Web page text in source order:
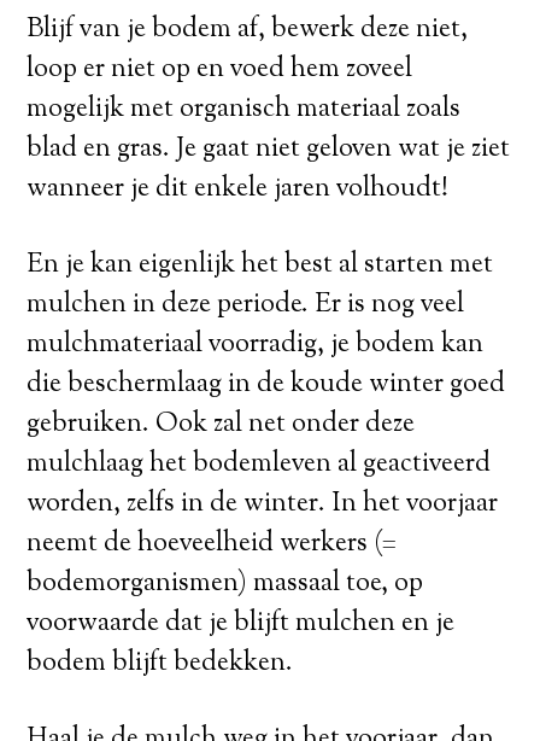
Blijf van je bodem af, bewerk deze niet,
loop er niet op en voed hem zoveel
mogelijk met organisch materiaal zoals
blad en gras. Je gaat niet geloven wat je ziet
wanneer je dit enkele jaren volhoudt!
En je kan eigenlijk het best al starten met
mulchen in deze periode. Er is nog veel
mulchmateriaal voorradig, je bodem kan
die beschermlaag in de koude winter goed
gebruiken. Ook zal net onder deze
mulchlaag het bodemleven al geactiveerd
worden, zelfs in de winter. In het voorjaar
neemt de hoeveelheid werkers (=
bodemorganismen) massaal toe, op
voorwaarde dat je blijft mulchen en je
bodem blijft bedekken.